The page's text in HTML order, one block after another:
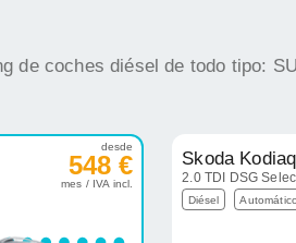
de coches diésel de todo tipo:
desde
548 €
mes / IVA incl.
Skoda Kodiaq
2.0 TDI DSG
Diésel Automático